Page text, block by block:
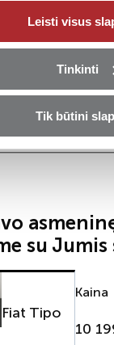
Leisti visus
Tinkinti
Tik būtini
su Jumis
Fiat Tipo
Kaina
10